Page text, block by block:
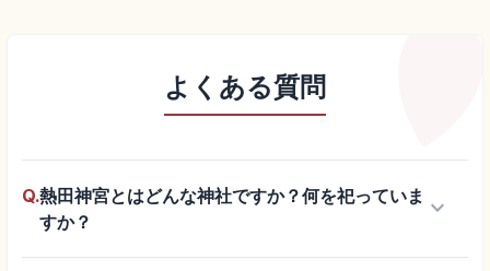
よくある質問
Q.熱田神宮とはどんな神社ですか？何を祀っていま
すか？
keyboard_arrow_down